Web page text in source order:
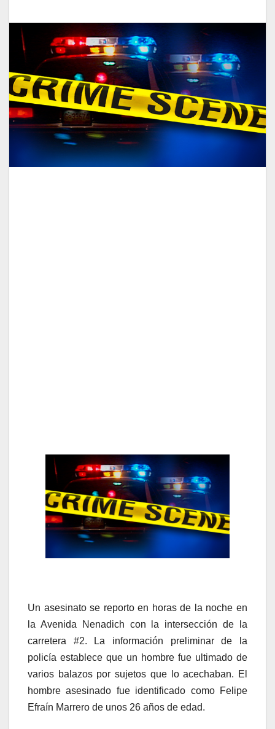
Un asesinato se reporto en horas de la noche en
la Avenida Nenadich con la intersección de la
carretera #2. La información preliminar de la
policía establece que un hombre fue ultimado de
varios balazos por sujetos que lo acechaban. El
hombre asesinado fue identificado como Felipe
Efraín Marrero de unos 26 años de edad.